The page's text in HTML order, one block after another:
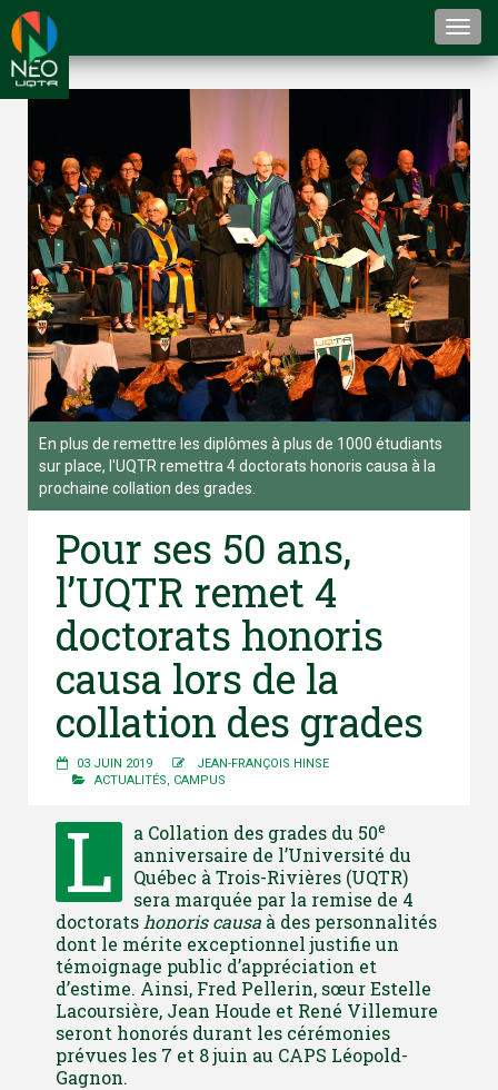
En plus de remettre les diplômes à plus de 1000 étudiants
sur place, l'UQTR remettra 4 doctorats honoris causa à la
prochaine collation des grades.
Pour ses 50 ans,
l’UQTR remet 4
doctorats honoris
causa lors de la
collation des grades
03 JUIN 2019
JEAN-FRANÇOIS HINSE
ACTUALITÉS
CAMPUS
L a Collation des grades du 50e
anniversaire de l’Université du
Québec à Trois-Rivières (UQTR)
sera marquée par la remise de 4
doctorats honoris causa à des personnalités
dont le mérite exceptionnel justifie un
témoignage public d’appréciation et
d’estime. Ainsi, Fred Pellerin, sœur Estelle
Lacoursière, Jean Houde et René Villemure
seront honorés durant les cérémonies
prévues les 7 et 8 juin au CAPS Léopold-
Gagnon.